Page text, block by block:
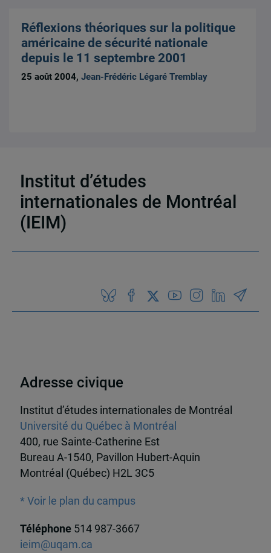
Réflexions théoriques sur la politique
américaine de sécurité nationale
depuis le 11 septembre 2001
25 août 2004,Jean-Frédéric Légaré Tremblay
26 résultats
Institut d’études
internationales de Montréal
(IEIM)
Adresse civique
Institut d’études internationales de Montréal
Université du Québec à Montréal
400, rue Sainte-Catherine Est
Bureau A-1540, Pavillon Hubert-Aquin
Montréal (Québec) H2L 3C5
* Voir le plan du campus
Téléphone 514 987-3667
ieim@uqam.ca